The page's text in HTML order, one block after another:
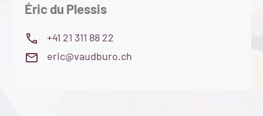
Éric du Plessis
+41 21 311 88 22
eric@vaudburo.ch